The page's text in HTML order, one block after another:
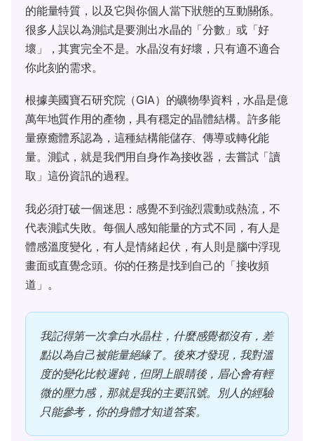
的能量特質，以及它與你個人當下狀態的互動關係。
很多人誤以為測試是要測出水晶的「分數」或「好
壞」，其實完全不是。水晶沒有好壞，只有適不適合
你此刻的需求。
根據美國寶石研究院（GIA）的礦物學資料，水晶是億
萬年地質作用的產物，具有穩定的晶體結構。許多能
量療癒體系認為，這種結構能儲存、傳導或轉化能
量。測試，就是我們用自身作為接收器，去嘗試「讀
取」這份資訊的過程。
我必須打破一個迷思：感覺不到強烈震動或熱流，不
代表測試失敗。每個人感知能量的方式不同，有人是
體感溫度變化，有人是情緒起伏，有人則是腦中浮現
畫面或直覺念頭。你的任務是找到自己的「接收頻
道」。
我記得第一次拿白水晶柱，什麼感覺都沒有，差
點以為自己被能量絕緣了。後來才發現，我對溫
度的變化比較遲鈍，但閉上眼睛後，眉心會有輕
微的壓力感，那就是我的主要訊號。別人的經驗
只能參考，你的身體才知道答案。